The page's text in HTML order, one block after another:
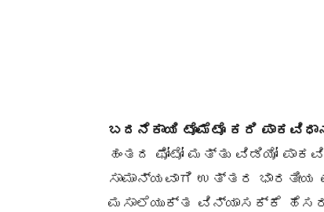
ಬದನೆಕಾಯಿ ಟೊಮೆಟೊ ಕರಿ
ಹಂತದ ಫೋಟೋ ಮತ್ತು ವಿಡಿಯೋ
ಸಾಮಾನ್ಯವಾಗಿ ಉತ್ತರ
ಮಸಾಲೆಯುಕ್ತ ವಿನ್ಯಾಸಕ್ಕೆ